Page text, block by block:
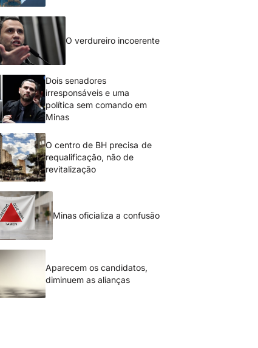
O verdureiro incoerente
Dois senadores
irresponsáveis e uma
política sem comando em
Minas
O centro de BH precisa de
requalificação, não de
revitalização
Minas oficializa a confusão
Aparecem os candidatos,
diminuem as alianças